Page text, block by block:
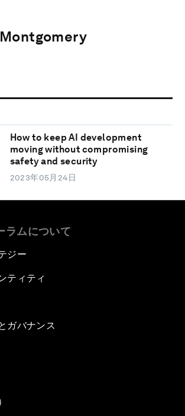
How to keep AI development
moving without compromising
safety and security
2023年05月24日
ラムについて
ジー
ティティ
ガバナンス